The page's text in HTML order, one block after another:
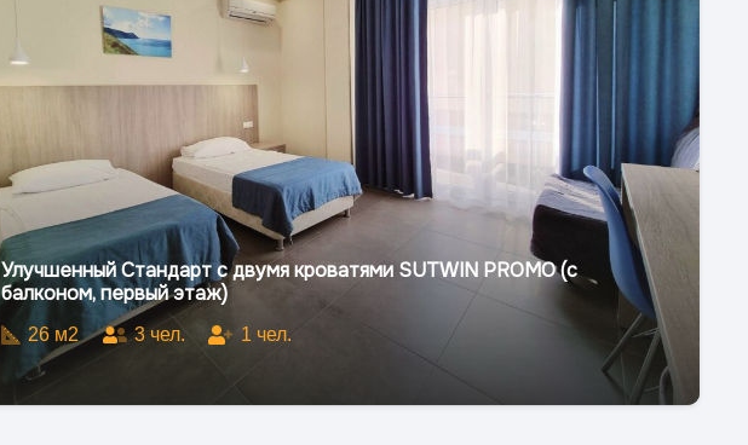
Улучшенный Стандарт с двумя кроватями SUTWIN PROMO (с
балконом, первый этаж)
26 м2 3чел. 1 чел.